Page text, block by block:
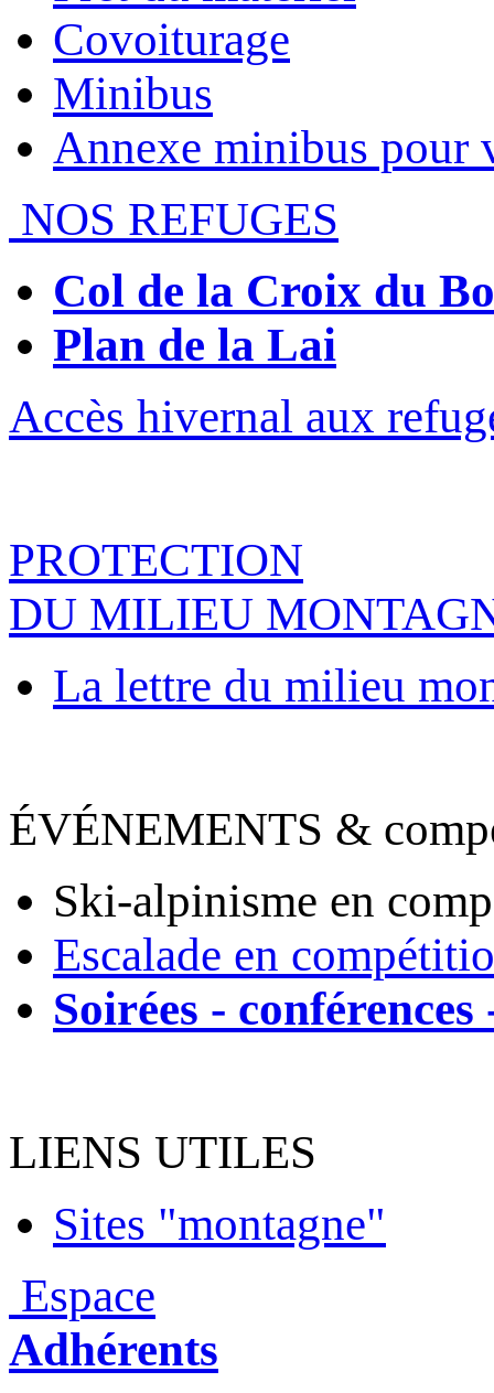
Covoiturage
Minibus
Annexe minibus pour
NOS REFUGES
Col de la Croix du
Plan de la Lai
Accès hivernal aux
PROTECTION
DU MILIEU
La lettre du milieu
ÉVÉNEMENTS &
Ski-alpinisme en
Escalade en
Soirées - conférences
LIENS UTILES
Sites "montagne"
Espace
Adhérents